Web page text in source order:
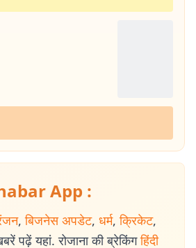
App :
, बिजनेस अपडेट, धर्म, क्रिकेट,
पढ़ें यहां. रोजाना की ब्रेकिंग हिंदी